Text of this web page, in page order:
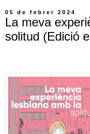
05 de febrer 2024
La meva
solitud (Edició